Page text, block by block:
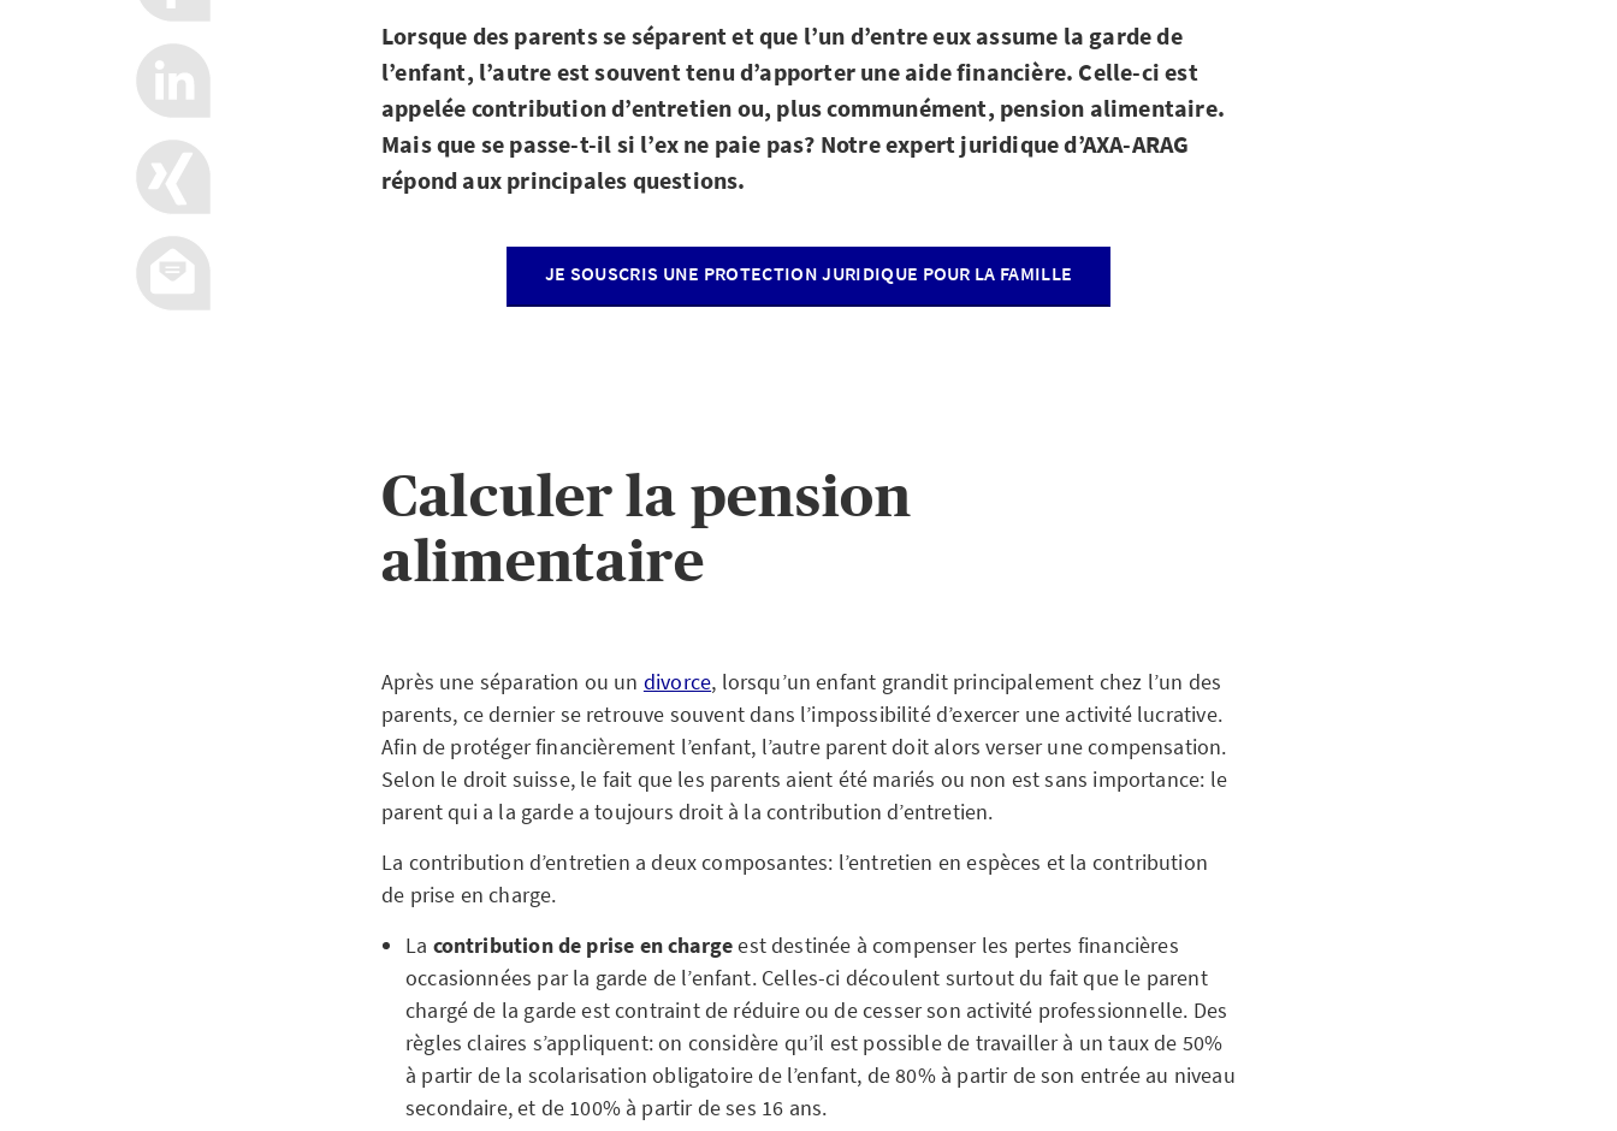
Lorsque des parents se séparent et que l’un d’entre eux assume la garde de
l’enfant, l’autre est souvent tenu d’apporter une aide financière. Celle-ci est
appelée contribution d’entretien ou, plus communément, pension alimentaire.
Mais que se passe-t-il si l’ex ne paie pas? Notre expert juridique d’AXA-ARAG
répond aux principales questions.
JE SOUSCRIS UNE PROTECTION JURIDIQUE POUR LA FAMILLE
Calculer la pension
alimentaire
Après une séparation ou un divorce, lorsqu’un enfant grandit principalement chez l’un des
parents, ce dernier se retrouve souvent dans l’impossibilité d’exercer une activité lucrative.
Afin de protéger financièrement l’enfant, l’autre parent doit alors verser une compensation.
Selon le droit suisse, le fait que les parents aient été mariés ou non est sans importance: le
parent qui a la garde a toujours droit à la contribution d’entretien.
La contribution d’entretien a deux composantes: l’entretien en espèces et la contribution
de prise en charge.
La contribution de prise en chargeest destinée à compenser les pertes financières
occasionnées par la garde de l’enfant. Celles-ci découlent surtout du fait que le parent
chargé de la garde est contraint de réduire ou de cesser son activité professionnelle. Des
règles claires s’appliquent: on considère qu’il est possible de travailler à un taux de 50%
à partir de la scolarisation obligatoire de l’enfant, de 80% à partir de son entrée au niveau
secondaire, et de 100% à partir de ses 16 ans.